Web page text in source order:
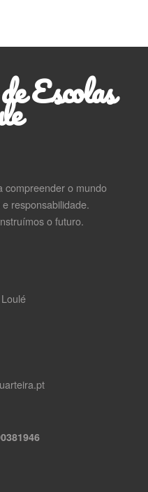
Escolas
compreender o mundo
responsabilidade.
o futuro.